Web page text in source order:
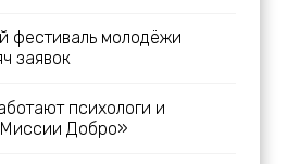
фестиваль молодёжи
заявок
психологи и
Добро»